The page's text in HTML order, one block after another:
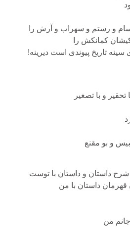
و رستم و سهراب و آرش را
کمانکش را
سینه تاریخ پیوندی است دیرینه!
تحقیر و با تصغیر
و بو مقنع
داستان و داستان با توست
قهرمان داستان با من
من